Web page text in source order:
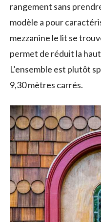
rangement sans
modèle a pour
mezzanine le lit se
permet de réduit la
L’ensemble est plutôt
9,30 mètres carrés.